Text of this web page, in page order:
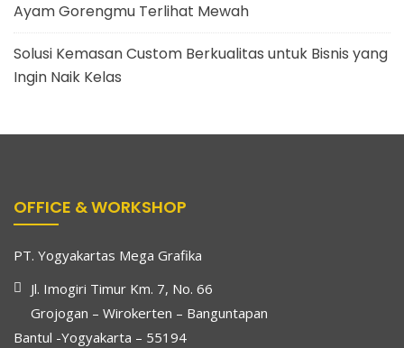
Ayam Gorengmu Terlihat Mewah
Solusi Kemasan Custom Berkualitas untuk Bisnis yang
Ingin Naik Kelas
OFFICE & WORKSHOP
PT. Yogyakartas Mega Grafika
Jl. Imogiri Timur Km. 7, No. 66
Grojogan – Wirokerten – Banguntapan
Bantul -Yogyakarta – 55194